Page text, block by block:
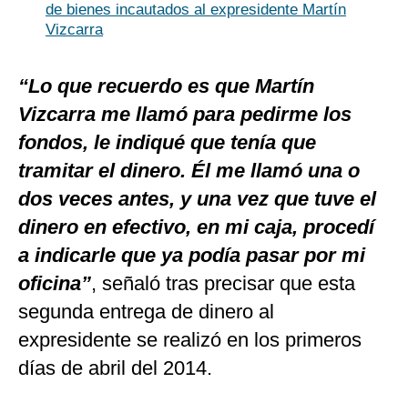
de bienes incautados al expresidente Martín
Vizcarra
“Lo que recuerdo es que Martín
Vizcarra me llamó para pedirme los
fondos, le indiqué que tenía que
tramitar el dinero. Él me llamó una o
dos veces antes, y una vez que tuve el
dinero en efectivo, en mi caja, procedí
a indicarle que ya podía pasar por mi
oficina”, señaló tras precisar que esta
segunda entrega de dinero al
expresidente se realizó en los primeros
días de abril del 2014.